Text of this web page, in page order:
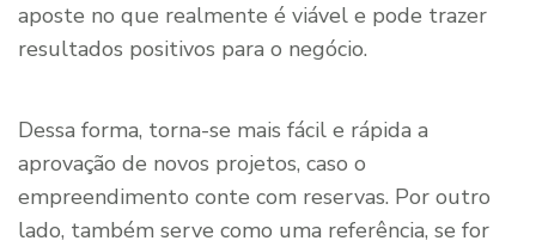
aposte no que realmente é viável e pode trazer
resultados positivos para o negócio.
Dessa forma, torna-se mais fácil e rápida a
aprovação de novos projetos, caso o
empreendimento conte com reservas. Por outro
lado, também serve como uma referência, se for